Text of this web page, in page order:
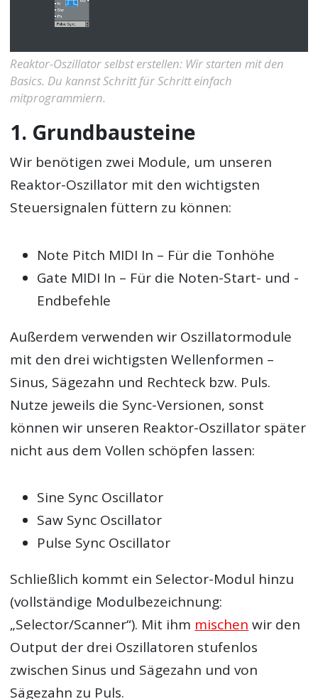
Reaktor-Oszillator selbst erstellen: Wir starten mit den
Basics. Du kannst Schritt für Schritt einfach
mitprogrammiern.
1. Grundbausteine
Wir benötigen zwei Module, um unseren
Reaktor-Oszillator mit den wichtigsten
Steuersignalen füttern zu können:
Note Pitch MIDI In – Für die Tonhöhe
Gate MIDI In – Für die Noten-Start- und -
Endbefehle
Außerdem verwenden wir Oszillatormodule
mit den drei wichtigsten Wellenformen –
Sinus, Sägezahn und Rechteck bzw. Puls.
Nutze jeweils die Sync-Versionen, sonst
können wir unseren Reaktor-Oszillator später
nicht aus dem Vollen schöpfen lassen:
Sine Sync Oscillator
Saw Sync Oscillator
Pulse Sync Oscillator
Schließlich kommt ein Selector-Modul hinzu
(vollständige Modulbezeichnung:
„Selector/Scanner“). Mit ihm mischen wir den
Output der drei Oszillatoren stufenlos
zwischen Sinus und Sägezahn und von
Sägezahn zu Puls.